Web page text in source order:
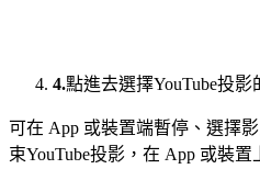
4.點進去選擇YouTube投
可在 App 或裝置端暫停、選擇
束YouTube投影，在 App 或裝